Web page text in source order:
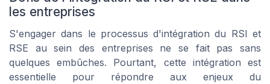
les entreprises
S'engager dans le processus d'intégration du RSI et
RSE au sein des entreprises ne se fait pas sans
quelques embûches. Pourtant, cette intégration est
essentielle pour répondre aux enjeux du